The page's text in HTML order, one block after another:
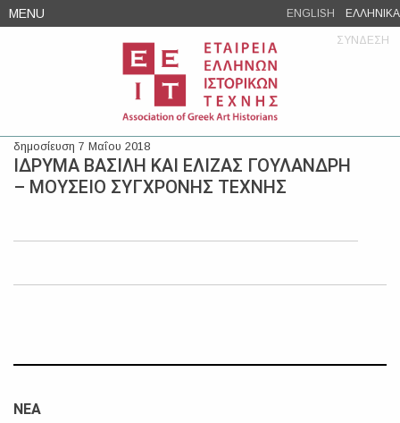
Skip
to
MENU ENGLISH ΕΛΛΗΝΙΚΑ
ΣΥΝΔΕΣΗ
δημοσίευση 7 Μαΐου 2018
ΙΔΡΥΜΑ ΒΑΣΙΛΗ ΚΑΙ ΕΛΙΖΑΣ ΓΟΥΛΑΝΔΡΗ
– ΜΟΥΣΕΙΟ ΣΥΓΧΡΟΝΗΣ ΤΕΧΝΗΣ
ΝΕΑ